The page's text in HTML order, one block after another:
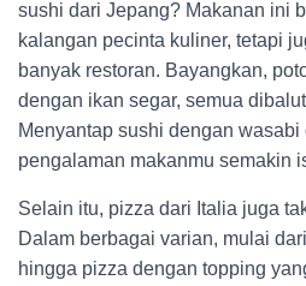
sushi dari Jepang? Makanan ini
kalangan pecinta kuliner, tetapi
banyak restoran. Bayangkan,
dengan ikan segar, semua
Menyantap sushi dengan
pengalaman makanmu semakin
Selain itu, pizza dari Italia juga
Dalam berbagai varian, mulai
hingga pizza dengan topping